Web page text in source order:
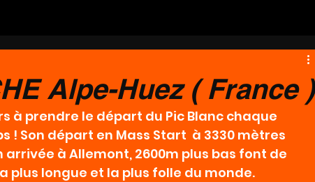
Alpe-Huez ( France )
à prendre le départ du Pic Blanc chaque
! Son départ en Mass Start  à 3330 mètres
arrivée à Allemont, 2600m plus bas font de
plus longue et la plus folle du monde.